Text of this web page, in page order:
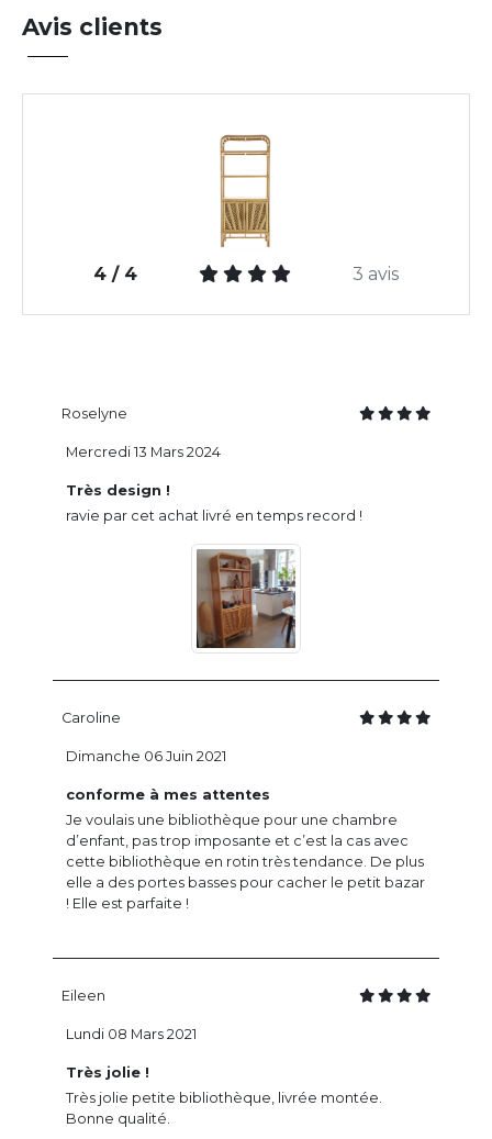
Avis clients
4 / 4 3 avis
Roselyne
Très design !
ravie par cet achat livré en temps record !
Mercredi 13 Mars 2024
Caroline
conforme à mes attentes
Je voulais une bibliothèque pour une chambre
d’enfant, pas trop imposante et c’est la cas avec
cette bibliothèque en rotin très tendance. De plus
elle a des portes basses pour cacher le petit bazar
! Elle est parfaite !
Dimanche 06 Juin 2021
Eileen
Très jolie !
Très jolie petite bibliothèque, livrée montée.
Bonne qualité.
Lundi 08 Mars 2021